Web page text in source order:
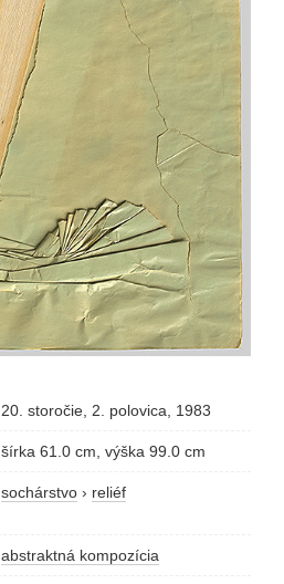
20. storočie, 2. polovica, 1983
šírka 61.0 cm, výška 99.0 cm
sochárstvo › reliéf
abstraktná kompozícia